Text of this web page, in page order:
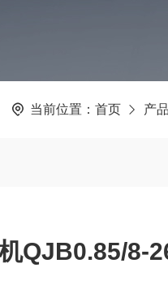
当前位置： 首页 产
QJB0.85/8-